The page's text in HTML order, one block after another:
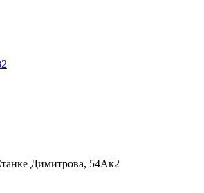
Димитрова, 54Ак2